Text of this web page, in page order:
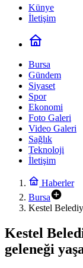
Künye
İletişim
Bursa
Gündem
Siyaset
Spor
Ekonomi
Foto Galeri
Video Galeri
Sağlık
Teknoloji
İletişim
Haberler
Bursa
Kestel
Kestel
geleneği